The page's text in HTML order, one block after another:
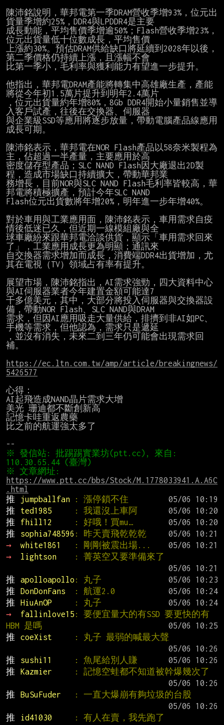
陳沛銘說明，華邦電第一季DRAM營收季增93%，位元出
貨量季增約25%，DDR4與LPDDR4是主要
成長動能，平均售價季增逾50%；Flash營收季增23%，
位元出貨量低十位數成長，平均售價
上漲約30%。預估DRAM供給缺口將延續到2028年以後，
第二季價格仍持續上漲，且漲幅不會
比第一季小，毛利率與獲利能力有望進一步提升。
他指出，華邦電DRAM產能將轉集中高雄廠生產，產能
將從今年初1.5萬片提升到明年2.4萬片
，位元出貨量約年增80%，8Gb DDR4開始小量銷售並導
入客戶試產，往後在交換器、伺服器
與企業級SSD等應用將逐步放量，帶動電腦產品線應用
成長可期。
陳沛銘表示，華邦電在NOR Flash產品以58奈米製程為
主，佔超過一半產量，主要應用於高
密度儲存型產品；SLC NAND Flash因大廠退出2D製
程，造成市場缺口持續擴大，帶動華邦業
務增長，目前NOR與SLC NAND Flash毛利率皆較高，華
邦電將積極擴產，預計今年SLC NAND
Flash位元出貨數將年增20%，明年進一步年增40%。
對於車用與工業應用面，陳沛銘表示，車用需求自疫
情後低迷已久，但近期一線模組廠與全
球車廠紛來跟華邦電洽談供貨，顯示「車用需求回來
了」，工業應用成長更為明顯；通訊來
自交換器需求增加而成長，消費端DDR4出貨增加，尤
其在電視（TV）領域占有率有提升。
展望市場，陳沛銘指出，AI需求強勁，四大資料中心
與AI伺服器業者今年建置金額可能達7
千多億美元，其中，大部分將投入伺服器與交換器設
備，帶動NOR Flash、SLC NAND與DRAM
需求，但因AI應用吸走大量供給，排擠到非AI如PC、
手機等需求，但他認為，需求只是遞延
，並沒有消失，未來二到三年仍可能會出現需求回
補。
https://ec.ltn.com.tw/amp/article/breakingnews/
5426577
心得：
AI起飛造成NAND晶片需求大增
美光 珊迪都不斷創新高
記憶卡哇重返農藥
比之前的航運強太多了
※ 發信站: 批踢踢實業坊(ptt.cc), 來自:
https://www.ptt.cc/bbs/Stock/M.1778033941.A.A6C
.html
推
jumpballfan : 漲停鎖不住
推
ted1985 : 我還沒上車阿
推
fhill12 : 好哦！買mu…
推
sophia748596 : 昨天賣飛乾乾乾
→
white1861 : 剛剛被震出場...
→
lightson
: 菁英空又要準備來了
推
apolloapollo : 丸子
推
DonDonFans : 航運2.0
推
HiuAnOP : 丸子
→
fallinlove15 : 要便宜量大的有SSD 要更快的有
HBM 是嗎
推
coeXist
: 丸子 最弱的喊最大聲
推
sushi11 : 魚尾給別人賺
推
Kazmier
: 記憶空蛙都不知道被幹爆幾次了
推
BuSuFuder
: 一直大爆崩有夠垃圾的台股
推
id41030
: 有人在賣，我先跑了